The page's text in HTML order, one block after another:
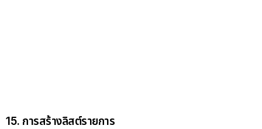
15. การสร้างลิสต์รายการ